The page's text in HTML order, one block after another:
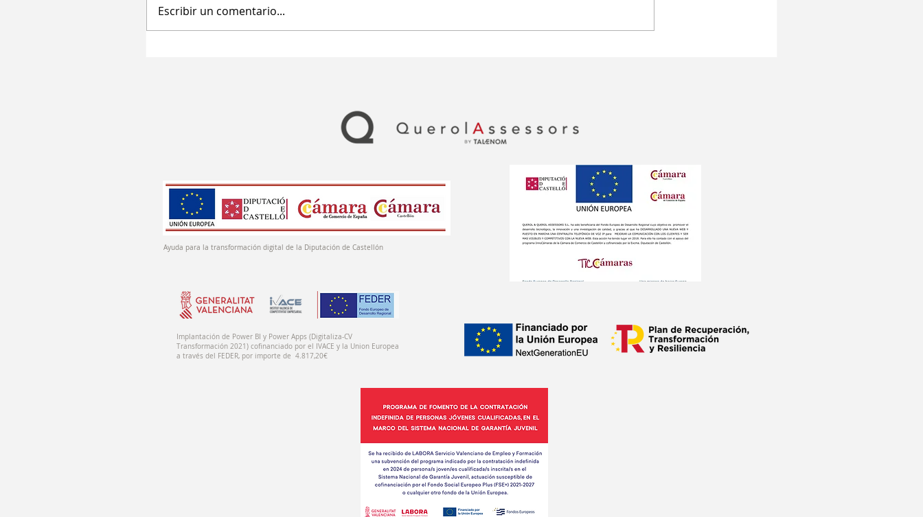
Escribir un comentario...
Ayuda para la transformación digital de la Diputación de Castellón
Implantación de Power BI y Power Apps (Digitaliza-CV
Transformación 2021) cofinanciado por el IVACE y la Union Europea
a través del FEDER, por importe de 4.817,20€